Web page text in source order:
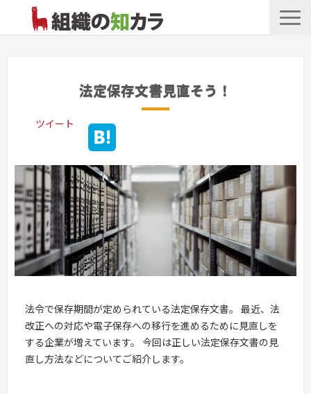
記事カテゴリ一覧
法定保存文書見直そう！
ツイート
法令で保存期間が定められている法定保存文書。 最近、法
改正への対応や電子保存への移行を進めるために見直しを
する企業が増えています。 今回は正しい法定保存文書の見
直し方法などについてご紹介します。